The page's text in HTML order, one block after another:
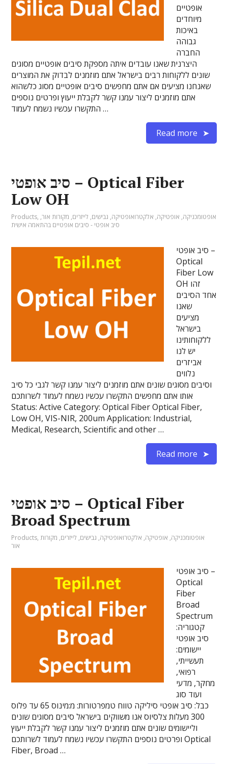
אופטיים
מיוחדים
באיכות
גבוהה
החברה
היצרנית שאנו עובדים איתה מספקת סיבים אופטיים מסוגים
שונים ללקוחות רבים בישראל אתם מוזמנים לבדוק את המוצרים
שאנחנו מציעים אם אתם מחפשים סיבים אופטיים מסוג כלשהוא
אתם מוזמנים ליצור עמנו קשר לקבלת ייעוץ ופרטים נוספים
התקשרו עכשיו נשמח לעמוד …
Read more
סיב אופטי – Optical Fiber
Low OH
Products, אופטומכניקה, אופטיקה, אלקטרואופטיקה, גבישים, לייזרים, מקורות אור,
סיב אופטי - סיבים אופטיים בהתאמה אישית
סיב אופטי –
Optical
Fiber Low
OH זהו
אחד הסיבים
שאנו
מציעים
בישראל
ללקוחותינו
יש לנו
אביזרים
נלווים
וסיבים מסוגים שונים אתם מוזמנים ליצור עמנו קשר לגבי כל סיב
אותו אתם מחפשים התקשרו עכשיו נשמח לעמוד לשרותכם
Status: Active Category: Optical Fiber Optical Fiber,
Low OH, VIS-NIR, 200um Application: Industrial,
Medical, Research, Scientific and other …
Read more
סיב אופטי – Optical Fiber
Broad Spectrum
Products, אופטומכניקה, אופטיקה, אלקטרואופטיקה, גבישים, לייזרים, מקורות
אור
סיב אופטי –
Optical
Fiber
Broad
Spectrum
קטגוריה:
סיב אופטי
יישומים:
תעשייתי,
רפואי,
מחקר, מדעי
ועוד סוג
כבל: סיב אופטי סיליקה טווח טמפרטורות: מ:מינוס 65 עד פלוס
300 מעלות צלסיוס אנו משווקים בישראל סיבים מסוגים שונים
וליישומים שונים אתם מוזמנים ליצור עמנו קשר לקבלת ייעוץ
ופרטים נוספים התקשרו עכשיו נשמח לעמוד לשרותכם Optical
Fiber, Broad …